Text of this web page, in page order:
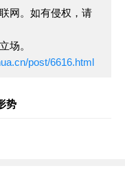
网。如有侵权，请
场。
post/6616.html
势